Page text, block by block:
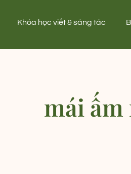
Khóa học viết & sáng tác
mái ấm